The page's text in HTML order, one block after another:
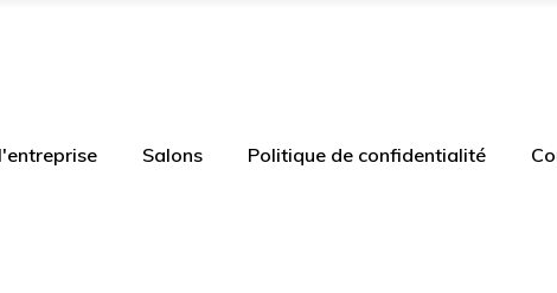
Salons Politique de confidentialité